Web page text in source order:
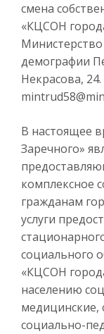
смена
«КЦСОН
демографии
Некрасова,
В настоящее
Заречного»
комплексное
гражданам
услуги
социального
«КЦСОН
населению
медицинские,
социально-